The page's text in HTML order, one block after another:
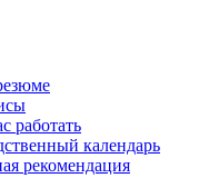
работать
календарь
рекомендация